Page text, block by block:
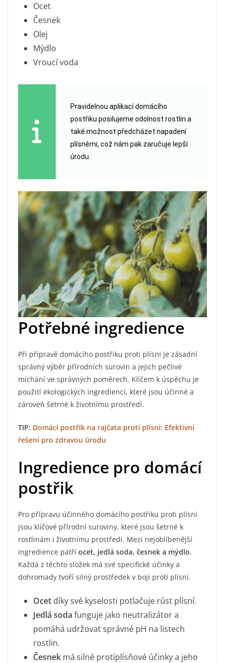
Ocet
Česnek
Olej
Mýdlo
Vroucí voda
Pravidelnou aplikací domácího
postřiku posilujeme odolnost rostlin a
také možnost předcházet napadení
plísněmi, což nám pak zaručuje lepší
úrodu.
Potřebné ingredience
Při přípravě domácího postřiku proti plísni je zásadní
správný výběr přírodních surovin a jejich pečlivé
míchání ve správných poměrech. Klíčem k úspěchu je
použití ekologických ingrediencí, které jsou účinné a
zároveň šetrné k životnímu prostředí.
TIP: Domácí postřik na rajčata proti plísni: Efektivní
řešení pro zdravou úrodu
Ingredience pro domácí
postřik
Pro přípravu účinného domácího postřiku proti plísni
jsou klíčové přírodní suroviny, které jsou šetrné k
rostlinám i životnímu prostředí. Mezi nejoblíbenější
ingredience patří ocet, jedlá soda, česnek a mýdlo.
Každá z těchto složek má své specifické účinky a
dohromady tvoří silný prostředek v boji proti plísni.
Ocet díky své kyselosti potlačuje růst plísní.
Jedlá soda funguje jako neutralizátor a
pomáhá udržovat správné pH na listech
rostlin.
Česnek má silné protiplísňové účinky a jeho